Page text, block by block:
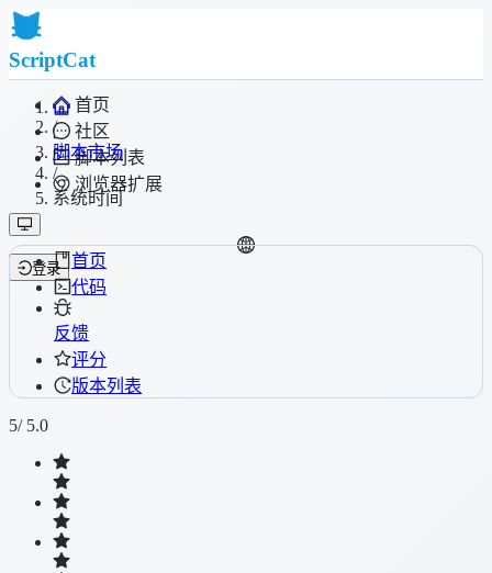
ScriptCat
首页
社区
脚本列表
浏览器扩展
登录
/
脚本市场
/
系统时间
首页
代码
反馈
评分
版本列表
5/ 5.0